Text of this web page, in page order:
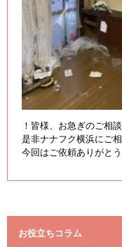
！皆様、お急ぎのご相
是非ナナフク横浜にご
今回はご依頼ありがとう
お役立ちコラム